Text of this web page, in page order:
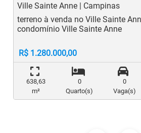
Ville Sainte Anne | Campinas
terreno à venda no Ville Sainte
condomínio Ville Sainte Anne
R$ 1.280.000,00
638,63
m²
0
Quarto(s)
0
Vaga(s)